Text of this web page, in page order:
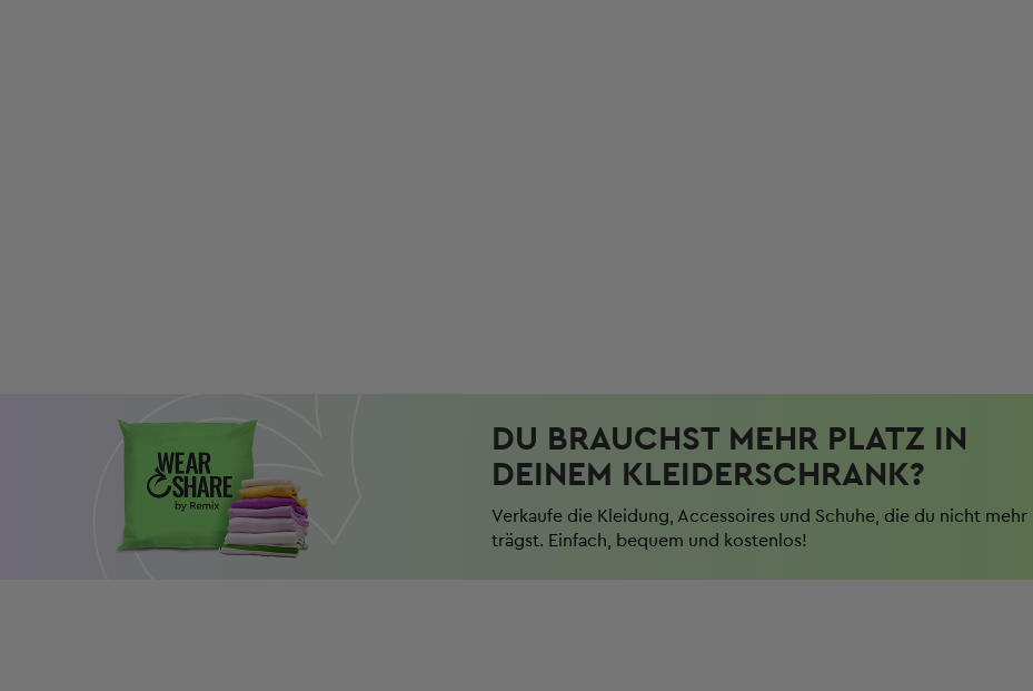
DU BRAUCHST MEHR PLATZ IN
DEINEM KLEIDERSCHRANK?
Verkaufe die Kleidung, Accessoires und Schuhe, die du nicht mehr
trägst. Einfach, bequem und kostenlos!